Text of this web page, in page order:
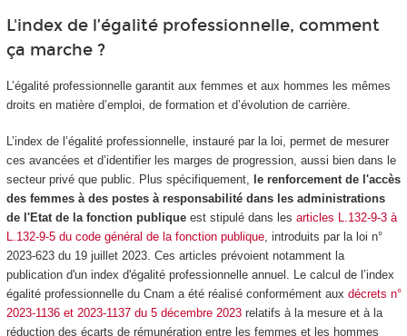
L'index de l’égalité professionnelle, comment
ça marche ?
L’égalité professionnelle garantit aux femmes et aux hommes les mêmes
droits en matière d’emploi, de formation et d’évolution de carrière.
L’index de l’égalité professionnelle, instauré par la loi, permet de mesurer
ces avancées et d’identifier les marges de progression, aussi bien dans le
secteur privé que public. Plus spécifiquement, le renforcement de l'accès
des femmes à des postes à responsabilité dans les administrations
de l'Etat de la fonction publique est stipulé dans les articles L.132-9-3 à
L.132-9-5 du code général de la fonction publique, introduits par la loi n°
2023-623 du 19 juillet 2023. Ces articles prévoient notamment la
publication d'un index d'égalité professionnelle annuel. Le calcul de l’index
égalité professionnelle du Cnam a été réalisé conformément aux décrets n°
2023-1136 et 2023-1137 du 5 décembre 2023 relatifs à la mesure et à la
réduction des écarts de rémunération entre les femmes et les hommes